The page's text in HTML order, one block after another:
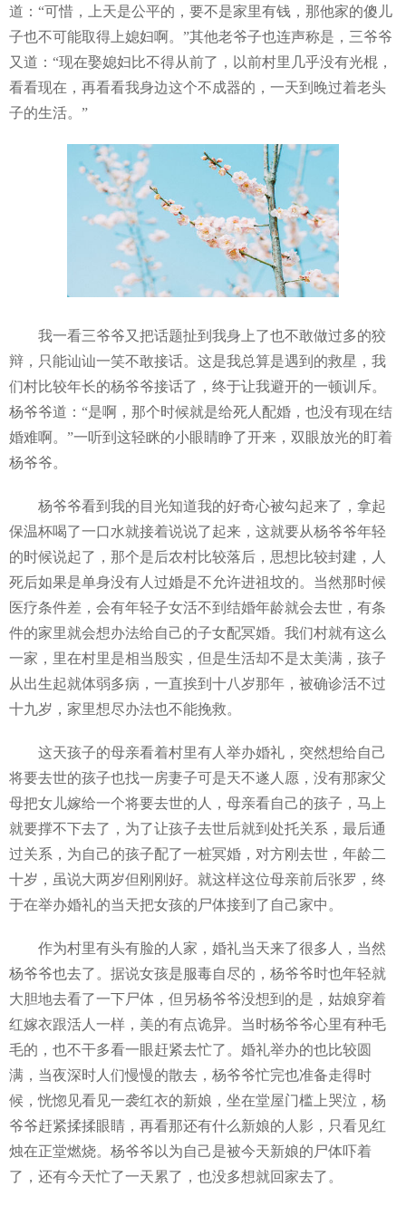
道：“可惜，上天是公平的，要不是家里有钱，那他家的傻儿
子也不可能取得上媳妇啊。”其他老爷子也连声称是，三爷爷
又道：“现在娶媳妇比不得从前了，以前村里几乎没有光棍，
看看现在，再看看我身边这个不成器的，一天到晚过着老头
子的生活。”
我一看三爷爷又把话题扯到我身上了也不敢做过多的狡
辩，只能讪讪一笑不敢接话。这是我总算是遇到的救星，我
们村比较年长的杨爷爷接话了，终于让我避开的一顿训斥。
杨爷爷道：“是啊，那个时候就是给死人配婚，也没有现在结
婚难啊。”一听到这轻眯的小眼睛睁了开来，双眼放光的盯着
杨爷爷。
杨爷爷看到我的目光知道我的好奇心被勾起来了，拿起
保温杯喝了一口水就接着说说了起来，这就要从杨爷爷年轻
的时候说起了，那个是后农村比较落后，思想比较封建，人
死后如果是单身没有人过婚是不允许进祖坟的。当然那时候
医疗条件差，会有年轻子女活不到结婚年龄就会去世，有条
件的家里就会想办法给自己的子女配冥婚。我们村就有这么
一家，里在村里是相当殷实，但是生活却不是太美满，孩子
从出生起就体弱多病，一直挨到十八岁那年，被确诊活不过
十九岁，家里想尽办法也不能挽救。
这天孩子的母亲看着村里有人举办婚礼，突然想给自己
将要去世的孩子也找一房妻子可是天不遂人愿，没有那家父
母把女儿嫁给一个将要去世的人，母亲看自己的孩子，马上
就要撑不下去了，为了让孩子去世后就到处托关系，最后通
过关系，为自己的孩子配了一桩冥婚，对方刚去世，年龄二
十岁，虽说大两岁但刚刚好。就这样这位母亲前后张罗，终
于在举办婚礼的当天把女孩的尸体接到了自己家中。
作为村里有头有脸的人家，婚礼当天来了很多人，当然
杨爷爷也去了。据说女孩是服毒自尽的，杨爷爷时也年轻就
大胆地去看了一下尸体，但另杨爷爷没想到的是，姑娘穿着
红嫁衣跟活人一样，美的有点诡异。当时杨爷爷心里有种毛
毛的，也不干多看一眼赶紧去忙了。婚礼举办的也比较圆
满，当夜深时人们慢慢的散去，杨爷爷忙完也准备走得时
候，恍惚见看见一袭红衣的新娘，坐在堂屋门槛上哭泣，杨
爷爷赶紧揉揉眼睛，再看那还有什么新娘的人影，只看见红
烛在正堂燃烧。杨爷爷以为自己是被今天新娘的尸体吓着
了，还有今天忙了一天累了，也没多想就回家去了。